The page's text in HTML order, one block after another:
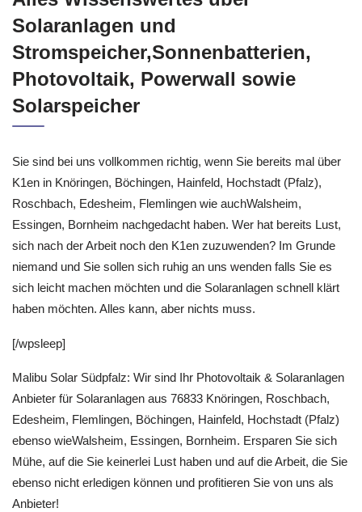
Solaranlagen und
Stromspeicher,Sonnenbatterien,
Photovoltaik, Powerwall sowie
Solarspeicher
Sie sind bei uns vollkommen richtig, wenn Sie bereits mal über
K1en in Knöringen, Böchingen, Hainfeld, Hochstadt (Pfalz),
Roschbach, Edesheim, Flemlingen wie auchWalsheim,
Essingen, Bornheim nachgedacht haben. Wer hat bereits Lust,
sich nach der Arbeit noch den K1en zuzuwenden? Im Grunde
niemand und Sie sollen sich ruhig an uns wenden falls Sie es
sich leicht machen möchten und die Solaranlagen schnell klärt
haben möchten. Alles kann, aber nichts muss.
[/wpsleep]
Malibu Solar Südpfalz: Wir sind Ihr Photovoltaik & Solaranlagen
Anbieter für Solaranlagen aus 76833 Knöringen, Roschbach,
Edesheim, Flemlingen, Böchingen, Hainfeld, Hochstadt (Pfalz)
ebenso wieWalsheim, Essingen, Bornheim. Ersparen Sie sich
Mühe, auf die Sie keinerlei Lust haben und auf die Arbeit, die Sie
ebenso nicht erledigen können und profitieren Sie von uns als
Anbieter!